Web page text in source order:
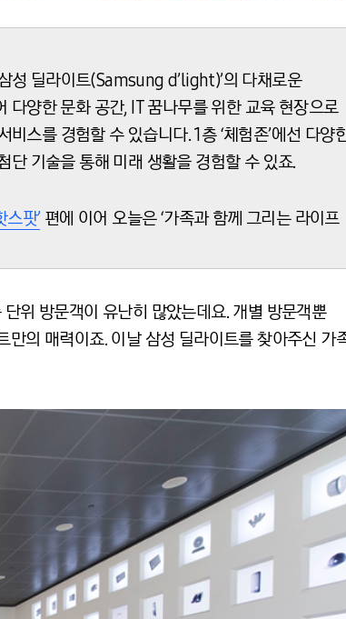
성 딜라이트(Samsung d’light)’의 다채로운
다양한 문화 공간, IT 꿈나무를 위한 교육 현장으로
스를 경험할 수 있습니다. 1층 ‘체험존’에선 다양
단 기술을 통해 미래 생활을 경험할 수 있죠.
팟’ 편에 이어 오늘은 ‘가족과 함께 그리는 라이프
위 방문객이 유난히 많았는데요. 개별 방문객뿐
의 매력이죠. 이날 삼성 딜라이트를 찾아주신 가